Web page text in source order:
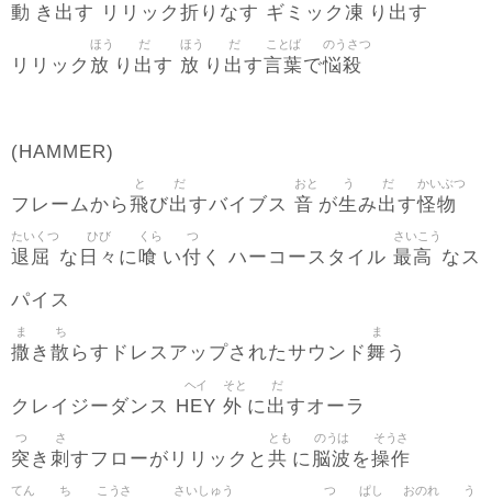
動 き 出す リリック 折 りなす ギミック 凍 り 出す
リリック 放
ほう
り 出
だ
す 放
ほう
り 出
だ
す言葉
ことば
で悩殺
のうさつ
(HAMMER)
フレームから飛
と
び出
だ
すバイブス 音
おと
が生
う
み出
だ
す怪物
かいぶつ
退屈
たいくつ
な 日々
ひび
に喰
くら
い付
つ
く ハーコースタイル 最高
さいこう
なス
パイス
撒
ま
き 散
ち
らすドレスアップされたサウンド 舞
ま
う
クレイジーダンス HEY
ヘイ
外
そと
に出
だ
すオーラ
突
つ
き 刺
さ
すフローがリリックと 共
とも
に脳波
のうは
を操作
そうさ
てん ち こうさ さいしゅう つ ぱし おのれ う